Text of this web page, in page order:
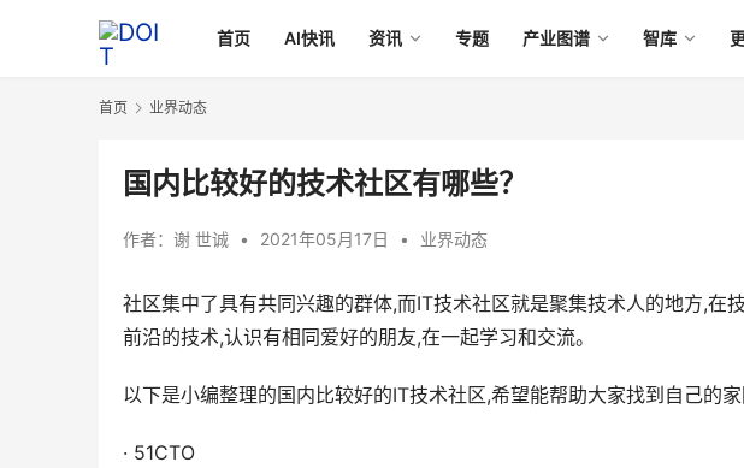
首页 AI快讯 资讯 专题 产业图谱 智库
首页 业界动态
国内比较好的技术社区有哪些？
作者： 谢 世诚 • 2021年05月17日 • 业界动态
社区集中了具有共同兴趣的群体,而IT技术社区就是聚集技术人的地方,在
前沿的技术,认识有相同爱好的朋友,在一起学习和交流。
以下是小编整理的国内比较好的IT技术社区,希望能帮助大家找到自己的家
· 51CTO